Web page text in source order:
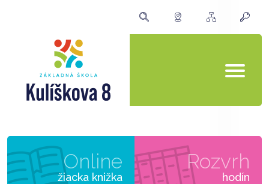
Online
žiacka knižka
Rozvrh
hodín